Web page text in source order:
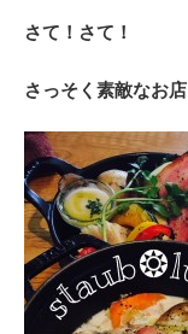
さて！さて！
さっそく素敵なお